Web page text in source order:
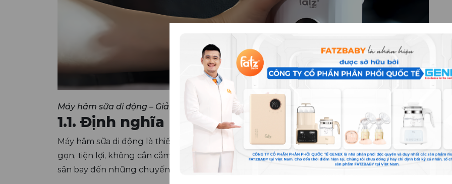
Máy hâm sữa di động – Giải pháp linh hoạt cho gia đình hiện đại
1.1. Định nghĩa máy hâm sữa di động
Máy hâm sữa di động là thiết bị chuyên dùng để làm ấm sữa ở nhiệt độ chuẩn, thiết kế nhỏ
gọn, tiện lợi, không cần cắm điện liên tục, dễ dàng mang theo mọi nơi – từ xe hơi, công viên,
sân bay đến những chuyến du lịch xa nhà.